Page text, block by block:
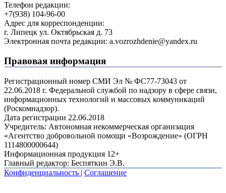
Телефон редакции:
+7(938) 104-96-00
Адрес для корреспонденции:
г. Липецк ул. Октябрьская д. 73
Электронная почта редакции: a.vozrozhdenie@yandex.ru
Правовая информация
Регистрационный номер СМИ Эл № ФС77-73043 от
22.06.2018 г. Федеральной службой по надзору в сфере связи,
информационных технологий и массовых коммуникаций
(Роскомнадзор).
Дата регистрации 22.06.2018
Учредитель: Автономная некоммерческая организация
«Агентство добровольной помощи «Возрождение» (ОГРН
1114800000644)
Информационная продукция 12+
Главный редактор: Беспяткин Э.В.
Конфиденциальность | Соглашение